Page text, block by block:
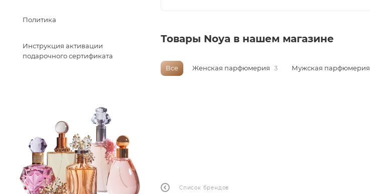
Товары Noya в нашем магазине
Все Женская парфюмерия 3 Мужская парфюмерия
Список брендов
Политика
Инструкция активации
подарочного сертификата